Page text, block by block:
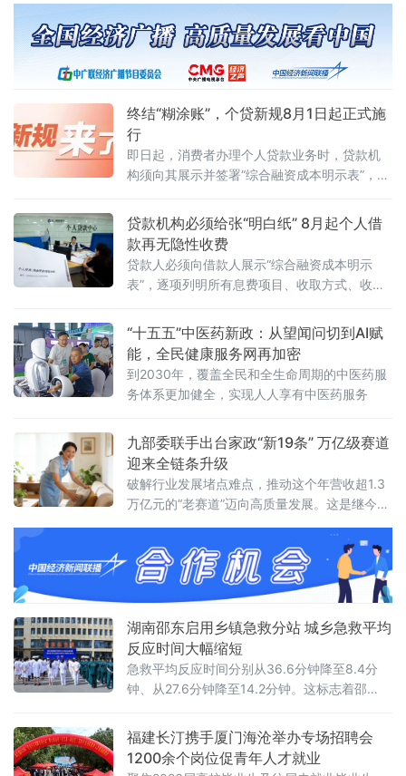
老年健康服务和康养产业发展取得阶段性成
合方面不仅出台了诸多惠民务实举措，也取得
了稳中求进的成效。
终结“糊涂账”，个贷新规8月1日起正式施
行
即日起，消费者办理个人贷款业务时，贷款机
构须向其展示并签署“综合融资成本明示表”，逐
人贷款领域长期存在的息费不透明、隐性收费
等问题迎来系统性整治。终结“糊涂账”：一份表
格说清所有成本过去，部分贷款机构在宣传中
刻意突出“低利
贷款机构必须给张“明白纸” 8月起个人借
款再无隐性收费
贷款人必须向借款人展示“综合融资成本明示
表”，逐项列明所有息费项目、收取方式、收取
项目外，不再收取其他任何息费”。这意味着，
长期困扰金融消费者的个人贷款息费“糊涂账”将
彻底成为历史。国家金融监督管理总局、中国
人民银行今年3月联合发布《个人贷款业务明示
综合融资成
“十五五”中医药新政：从望闻问切到AI赋
能，全民健康服务网再加密
到2030年，覆盖全民和全生命周期的中医药服
务体系更加健全，实现人人享有中医药服务
九部委联手出台家政“新19条” 万亿级赛道
迎来全链条升级
破解行业发展堵点难点，推动这个年营收超1.3
万亿元的“老赛道”迈向高质量发展。这是继今年
长点工作方案》后，家政服务领域落地的首份
专项政策。新政由商务部、国家发展改革委、
教育部、
湖南邵东启用乡镇急救分站 城乡急救平均
反应时间大幅缩短
急救平均反应时间分别从36.6分钟降至8.4分
钟、从27.6分钟降至14.2分钟。这标志着邵
成型。院前急救是事关群众生命安全的关键民
生工程。2026年，邵东市将院前医疗急救体系
提质增效纳入全市十大重点民生实事，针对此
福建长汀携手厦门海沧举办专场招聘会
1200余个岗位促青年人才就业